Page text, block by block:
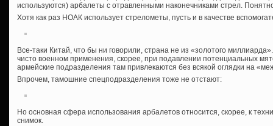
используются) арбалеты с отравленными наконечниками стрел.
Хотя как раз НОАК использует стрелометы, пусть и в качестве
Все-таки Китай, что бы ни говорили, страна не из «золотого
чисто военном применения, скорее, при подавлении потенциальных
армейские подразделения там привлекаются без всякой оглядки на
Впрочем, тамошние спецподразделения тоже не отстают:
Но основная сфера использования арбалетов относится, скорее, к
снимок.